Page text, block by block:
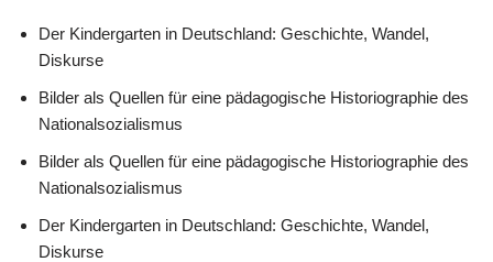
Der Kindergarten in Deutschland: Geschichte, Wandel,
Diskurse
Bilder als Quellen für eine pädagogische Historiographie des
Nationalsozialismus
Bilder als Quellen für eine pädagogische Historiographie des
Nationalsozialismus
Der Kindergarten in Deutschland: Geschichte, Wandel,
Diskurse